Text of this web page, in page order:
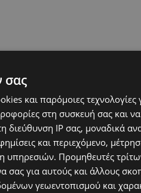
σας
και παρόμοιες τεχνολογίες
στη συσκευή σας και να
IP σας, μοναδικά
και περιεχόμενο,
υπηρεσιών. Προμηθευτές
σας για αυτούς και άλλους
γεωεντοπισμού και